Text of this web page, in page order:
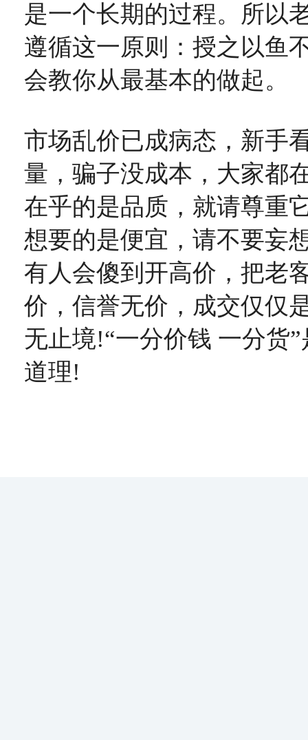
是一个长期的过程。所以
遵循这一原则：授之以鱼
会教你从最基本的做起。
市场乱价已成病态，新手
量，骗子没成本，大家都
在乎的是品质，就请尊重
想要的是便宜，请不要妄
有人会傻到开高价，把老
价，信誉无价，成交仅仅
无止境!“一分价钱 一分货
道理!